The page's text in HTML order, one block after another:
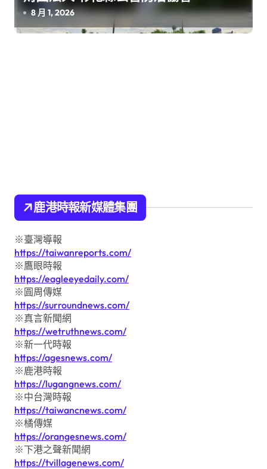
8 月 1, 2026
鹿港時報新媒體集團
※臺灣導報
https://taiwanreports.com/
※鷹眼時報
https://eagleeyedaily.com/
※圓周傳媒
https://surroundnews.com/
※真言新聞網
https://wetruthnews.com/
※新一代時報
https://agesnews.com/
※鹿港時報
https://lugangnews.com/
※中台灣時報
https://taiwancnews.com/
※橘傳媒
https://orangesnews.com/
※下港之聲新聞網
https://tvillagenews.com/